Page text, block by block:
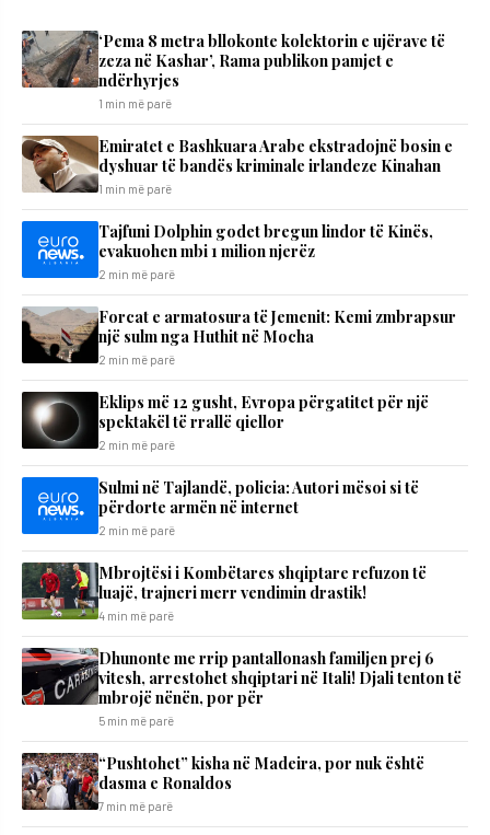
‘Pema 8 metra bllokonte kolektorin e ujërave të
zeza në Kashar’, Rama publikon pamjet e
ndërhyrjes
1 min më parë
Emiratet e Bashkuara Arabe ekstradojnë bosin e
dyshuar të bandës kriminale irlandeze Kinahan
1 min më parë
Tajfuni Dolphin godet bregun lindor të Kinës,
evakuohen mbi 1 milion njerëz
2 min më parë
Forcat e armatosura të Jemenit: Kemi zmbrapsur
një sulm nga Huthit në Mocha
2 min më parë
Eklips më 12 gusht, Evropa përgatitet për një
spektakël të rrallë qiellor
2 min më parë
Sulmi në Tajlandë, policia: Autori mësoi si të
përdorte armën në internet
2 min më parë
Mbrojtësi i Kombëtares shqiptare refuzon të
luajë, trajneri merr vendimin drastik!
4 min më parë
Dhunonte me rrip pantallonash familjen prej 6
vitesh, arrestohet shqiptari në Itali! Djali tenton të
mbrojë nënën, por për
5 min më parë
“Pushtohet” kisha në Madeira, por nuk është
dasma e Ronaldos
7 min më parë